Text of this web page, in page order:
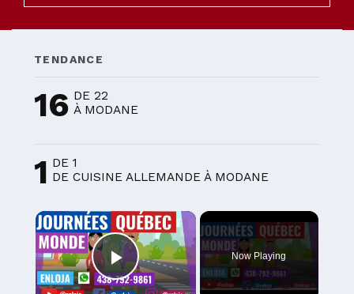
TENDANCE
16 DE 22
À MODANE
1 DE 1
DE CUISINE ALLEMANDE À MODANE
×
Play Video
Now Playing